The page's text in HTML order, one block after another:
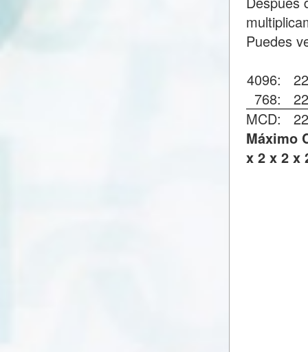
Puedes
4096:2
768:2
MCD:2
Máximo
x 2 x 2 x